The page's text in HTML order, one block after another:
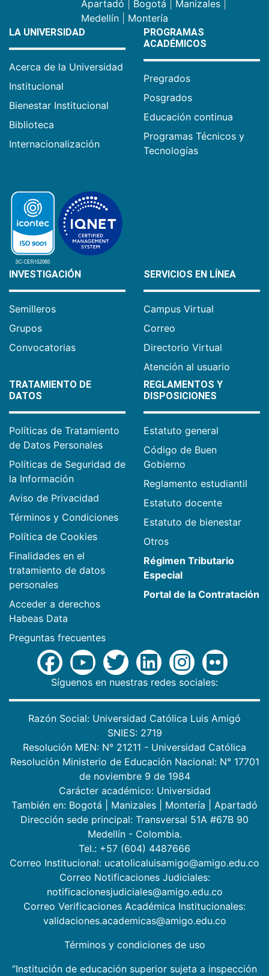
Apartadó Bogotá Manizales
Medellín
Montería
LA UNIVERSIDAD
Acerca de la Universidad
Institucional
Bienestar Institucional
Biblioteca
Internacionalización
PROGRAMAS
ACADÉMICOS
Pregrados
Posgrados
Educación continua
Programas Técnicos y
Tecnologías
INVESTIGACIÓN
Semilleros
Grupos
Convocatorias
SERVICIOS EN LÍNEA
Campus Virtual
Correo
Directorio Virtual
Atención al usuario
TRATAMIENTO DE
DATOS
Políticas de Tratamiento
de Datos Personales
Políticas de Seguridad de
la Información
Aviso de Privacidad
Términos y Condiciones
Política de Cookies
Finalidades en el
tratamiento de datos
personales
Acceder a derechos
Habeas Data
Preguntas frecuentes
REGLAMENTOS Y
DISPOSICIONES
Estatuto general
Código de Buen
Gobierno
Reglamento estudiantil
Estatuto docente
Estatuto de bienestar
Otros
Régimen Tributario
Especial
Portal de la Contratación
Síguenos en nuestras redes sociales:
Razón Social: Universidad Católica Luis Amigó
SNIES: 2719
Resolución MEN: N° 21211 - Universidad Católica
Resolución Ministerio de Educación Nacional: N° 17701
de noviembre 9 de 1984
Carácter académico: Universidad
También en: Bogotá Manizales Montería
Apartadó
Dirección sede principal: Transversal 51A #67B 90
Medellín - Colombia.
Tel.: +57 (604) 4487666
Correo Institucional: ucatolicaluisamigo@amigo.edu.co
Correo Notificaciones Judiciales:
notificacionesjudiciales@amigo.edu.co
Correo Verificaciones Académica Institucionales:
validaciones.academicas@amigo.edu.co
Términos y condiciones de uso
“Institución de educación superior sujeta a inspección